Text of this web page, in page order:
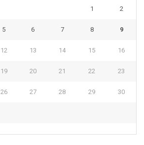
1 2
5 6 7 8 9
12 13 14 15 16
19 20 21 22 23
26 27 28 29 30